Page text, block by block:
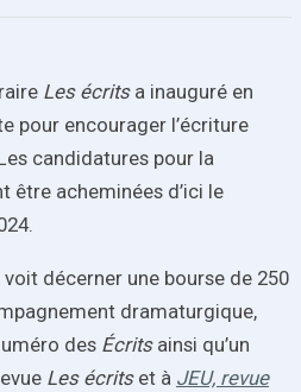
Les écritsa inauguré en
pour encourager l’écriture
candidatures pour la
être acheminées d’ici le
.
décerner une bourse de 250
dramaturgique,
des Écrits ainsi qu’un
Les écrits et à JEU, revue